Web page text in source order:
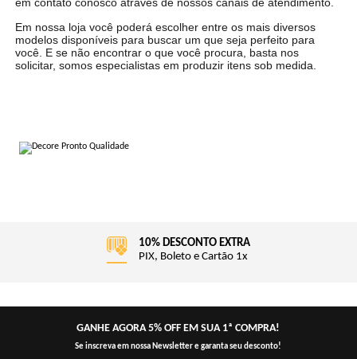
Em nossa loja você poderá escolher entre os mais diversos
modelos disponíveis para buscar um que seja perfeito para
você. E se não encontrar o que você procura, basta nos
solicitar, somos especialistas em produzir itens sob medida.
ATENDIMENTO WHATSAPP
(48) 99155-3896
GANHE AGORA 5% OFF EM SUA 1ª COMPRA!
Se inscreva em nossa Newsletter e garanta seu desconto!